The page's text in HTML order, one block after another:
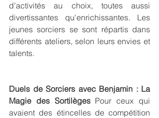
d’activités au choix, toutes aussi
divertissantes qu'enrichissantes. Les
jeunes sorciers se sont répartis dans
différents ateliers, selon leurs envies et
talents.
Duels de Sorciers avec Benjamin : La
Magie des Sortilèges Pour ceux qui
avaient des étincelles de compétition